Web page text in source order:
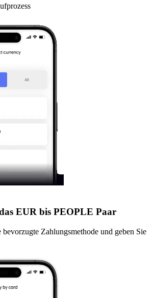
EUR bis PEOPLE Paar
Zahlungsmethode und geben Sie